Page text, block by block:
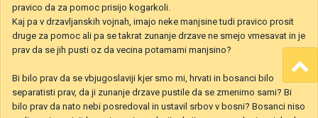
pravico da za pomoc prisijo kogarkoli.
Kaj pa v drzavljanskih vojnah, imajo neke manjsine tudi pravico prosit
druge za pomoc ali pa se takrat zunanje drzave ne smejo vmesavat in je
prav da se jih pusti oz da vecina potamami manjsino?
Bi bilo prav da se vbjugoslaviji kjer smo mi, hrvati in bosanci bilo
separatisti prav, da ji zunanje drzave pustile da se zmenimo sami? Bi
bilo prav da nato nebi posredoval in ustavil srbov v bosni? Bosanci niso